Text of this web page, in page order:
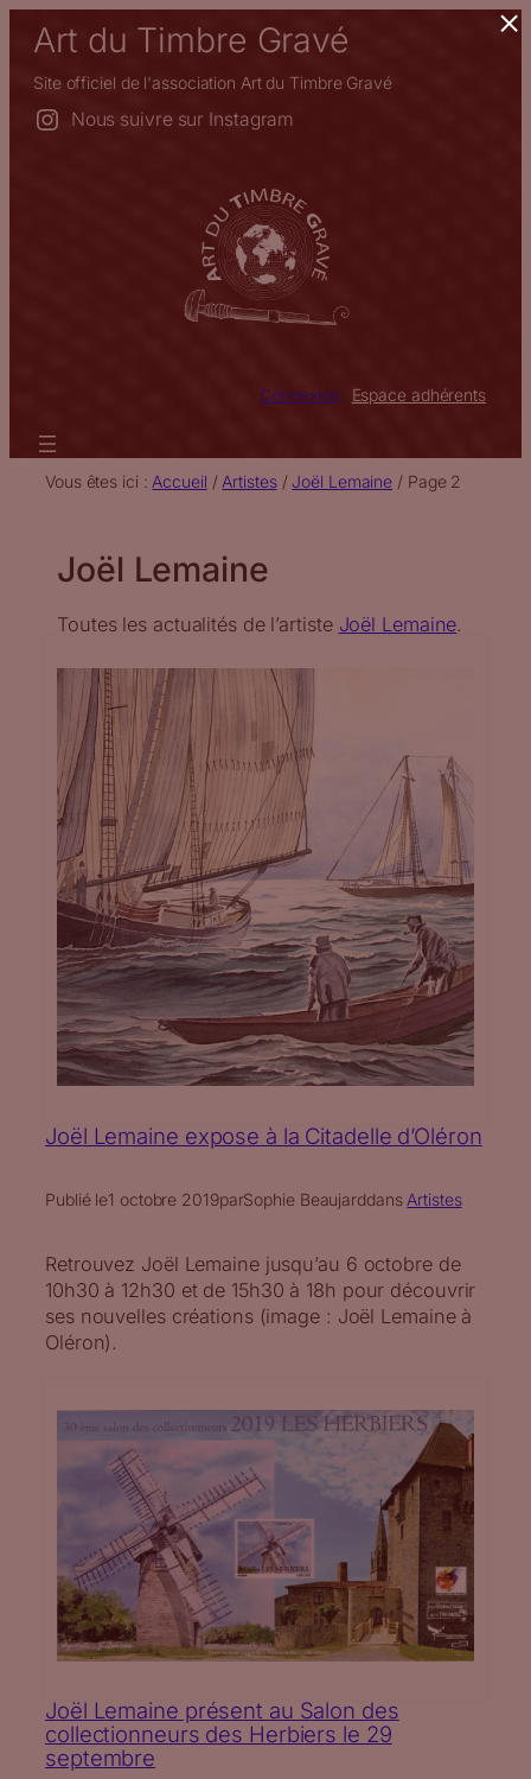
Aller
contenu
Art du Timbre Gravé
Site officiel de l'association Art du Timbre Gravé
Nous suivre sur Instagram
Connexion Espace adhérents
Vous êtes ici : Accueil / Artistes/ Joël Lemaine / Page 2
Joël Lemaine
Toutes les actualités de l’artiste Joël Lemaine.
Joël Lemaine expose à la Citadelle d’Oléron
Publié le1 octobre 2019parSophie Beaujarddans Artistes
Retrouvez Joël Lemaine jusqu’au 6 octobre de
10h30 à 12h30 et de 15h30 à 18h pour découvrir
ses nouvelles créations (image : Joël Lemaine à
Oléron).
Joël Lemaine présent au Salon des
collectionneurs des Herbiers le 29
septembre
×